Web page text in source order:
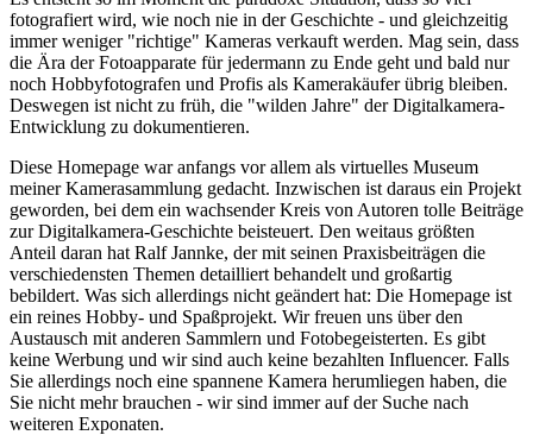
fotografiert wird, wie noch nie in der Geschichte - und gleichzeitig
immer weniger "richtige" Kameras verkauft werden. Mag sein, dass
die Ära der Fotoapparate für jedermann zu Ende geht und bald nur
noch Hobbyfotografen und Profis als Kamerakäufer übrig bleiben.
Deswegen ist nicht zu früh, die "wilden Jahre" der Digitalkamera-
Entwicklung zu dokumentieren.
Diese Homepage war anfangs vor allem als virtuelles Museum
meiner Kamerasammlung gedacht. Inzwischen ist daraus ein Projekt
geworden, bei dem ein wachsender Kreis von Autoren tolle Beiträge
zur Digitalkamera-Geschichte beisteuert. Den weitaus größten
Anteil daran hat Ralf Jannke, der mit seinen Praxisbeiträgen die
verschiedensten Themen detailliert behandelt und großartig
bebildert. Was sich allerdings nicht geändert hat: Die Homepage ist
ein reines Hobby- und Spaßprojekt. Wir freuen uns über den
Austausch mit anderen Sammlern und Fotobegeisterten. Es gibt
keine Werbung und wir sind auch keine bezahlten Influencer. Falls
Sie allerdings noch eine spannene Kamera herumliegen haben, die
Sie nicht mehr brauchen - wir sind immer auf der Suche nach
weiteren Exponaten.